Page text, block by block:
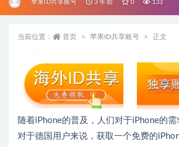
苹果ID共享账号 3 年前 0 133
当前位置： 首页 苹果ID共享账号 正文
随着iPhone的普及，人们对于iPhone的
对于德国用户来说，获取一个免费的